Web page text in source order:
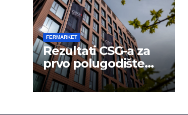
FERMARKET
Rezultati CSG-a za
prvo polugodište
2026.